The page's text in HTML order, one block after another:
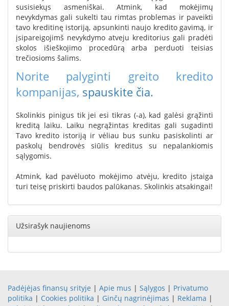
susisiekųs asmeniškai. Atmink, kad mokėjimų
nevykdymas gali sukelti tau rimtas problemas ir paveikti
tavo kreditinę istoriją, apsunkinti naujo kredito gavimą, ir
įsipareigojimš nevykdymo atveju kreditorius gali pradėti
skolos išieškojimo procedūrą arba perduoti teisias
trečiosioms šalims.
Norite palyginti greito kredito
kompanijas, spauskite čia.
Skolinkis pinigus tik jei esi tikras (-a), kad galėsi grąžinti
kreditą laiku. Laiku negrąžintas kreditas gali sugadinti
Tavo kredito istoriją ir vėliau bus sunku pasiskolinti ar
paskolų bendrovės siūlis kreditus su nepalankiomis
sąlygomis.
Atmink, kad pavėluoto mokėjimo atvėju, kredito įstaiga
turi teisę priskirti baudos palūkanas. Skolinkis atsakingai!
Užsirašyk naujienoms
Padėjėjas finansų srityje | Apie mus | Sąlygos | Privatumo
politika | Cookies politika | Ginčų nagrinėjimas | Reklama |